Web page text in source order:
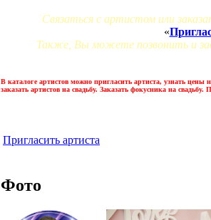
Связаться с артистом или
«
Также, Вы можете позвонить и
В каталоге артистов можно пригласить артиста, узнать
заказать артистов на свадьбу. Заказать фокусника на
Пригласить артиста
Фото